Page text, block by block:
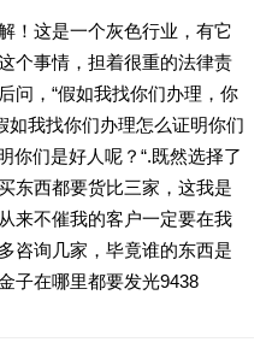
！这是一个灰色行业，有它
个事情，担着很重的法律责
问，“假如我找你们办理，你
如我找你们办理怎么证明你们
你们是好人呢？“.既然选择了
东西都要货比三家，这我是
来不催我的客户一定要在我
咨询几家，毕竟谁的东西是
子在哪里都要发光9438